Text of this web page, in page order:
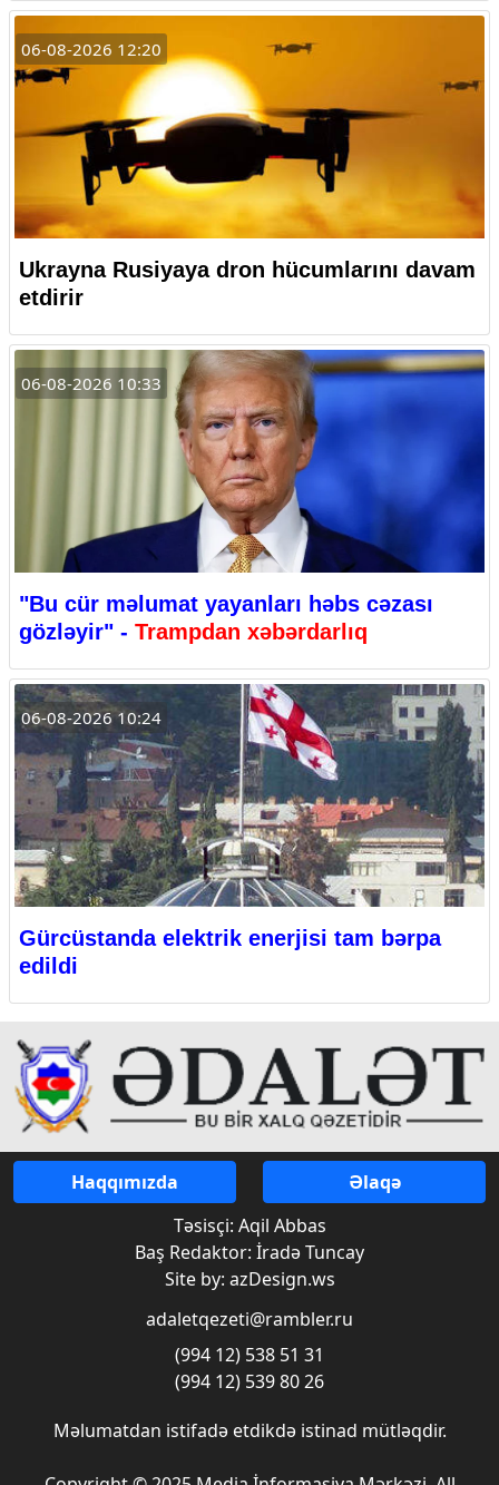
06-08-2026 12:20
Ukrayna Rusiyaya dron hücumlarını davam
etdirir
06-08-2026 10:33
"Bu cür məlumat yayanları həbs cəzası
gözləyir" - Trampdan xəbərdarlıq
06-08-2026 10:24
Gürcüstanda elektrik enerjisi tam bərpa
edildi
Haqqımızda
Əlaqə
Təsisçi: Aqil Abbas
Baş Redaktor: İradə Tuncay
Site by: azDesign.ws
adaletqezeti@rambler.ru
(994 12) 538 51 31
(994 12) 539 80 26
Məlumatdan istifadə etdikdə istinad mütləqdir.